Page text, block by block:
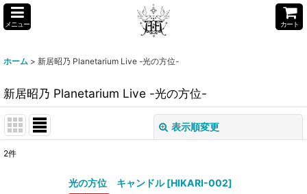
メニュー カート
ホーム > 新居昭乃 Planetarium Live -光の方位-
新居昭乃 Planetarium Live -光の方位-
表示順変更
2件
光の方位 キャンドル [HIKARI-002]